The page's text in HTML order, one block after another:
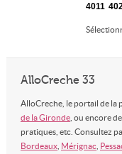
4011
AlloCreche 33
AlloCreche, le portail de la
de la Gironde, ou encore
pratiques, etc. Consultez
Bordeaux, Mérignac,